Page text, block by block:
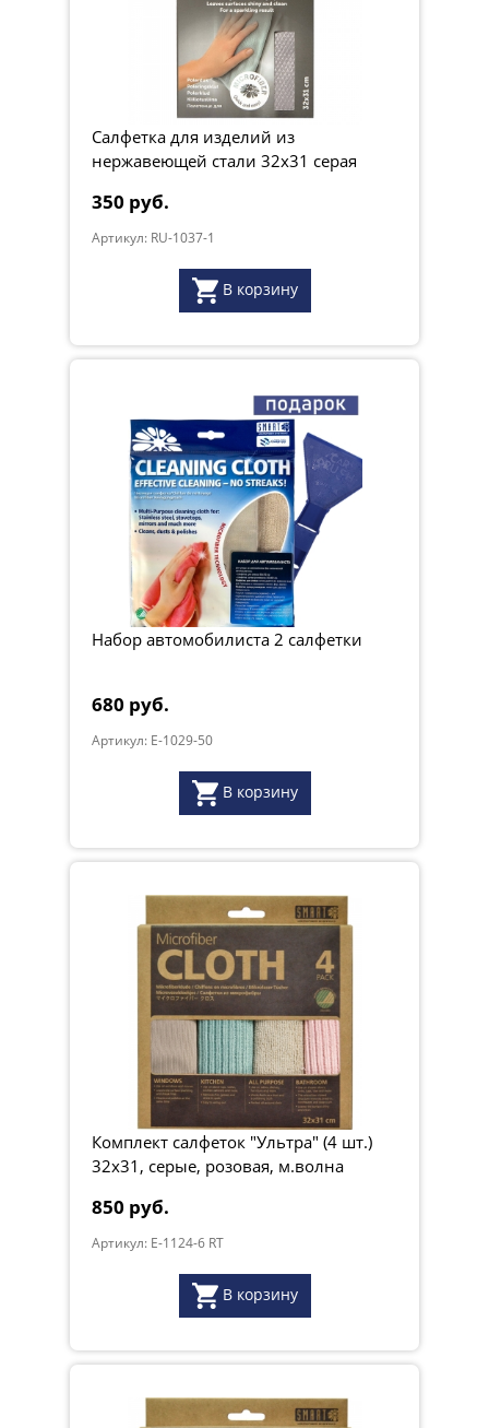
Салфетка для изделий из
нержавеющей стали 32х31 серая
350 руб.
Артикул: RU-1037-1
В корзину
Набор автомобилиста 2 салфетки
680 руб.
Артикул: E-1029-50
В корзину
Комплект салфеток "Ультра" (4 шт.)
32х31, серые, розовая, м.волна
850 руб.
Артикул: E-1124-6 RT
В корзину